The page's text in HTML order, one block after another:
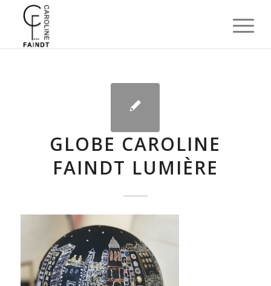
GLOBE CAROLINE
FAINDT LUMIÈRE